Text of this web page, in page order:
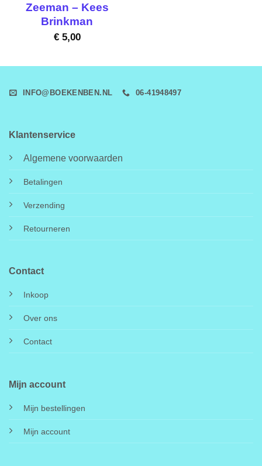
Zeeman – Kees
Brinkman
€5,00
INFO@BOEKENBEN.NL 06-41948497
Klantenservice
Algemene voorwaarden
Betalingen
Verzending
Retourneren
Contact
Inkoop
Over ons
Contact
Mijn account
Mijn bestellingen
Mijn account